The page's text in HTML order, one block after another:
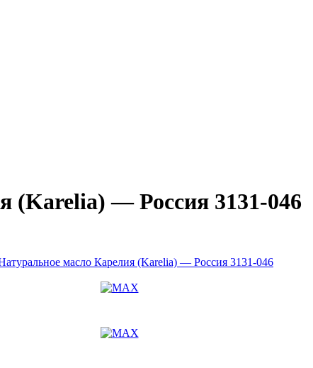
— Россия 3131-046